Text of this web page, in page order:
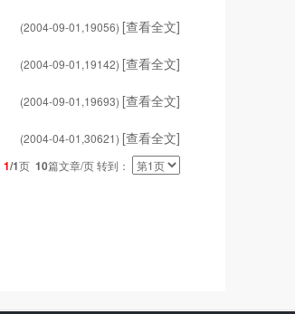
(2004-09-01,19056) [查看全文]
(2004-09-01,19142) [查看全文]
(2004-09-01,19693) [查看全文]
(2004-04-01,30621) [查看全文]
1/1页 10篇文章/页 转到：